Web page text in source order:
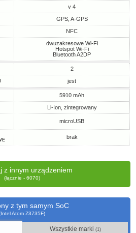
v 4
GPS, A-GPS
NFC
dwuzakresowe Wi-Fi
Hotspot Wi-Fi
Bluetooth A2DP
2
jest
5910 mAh
Li-Ion, zintegrowany
microUSB
brak
z innym urządzeniem
(łącznie - 6070)
z tym samym SoC
Atom Z3735F)
Wszystkie marki(1)